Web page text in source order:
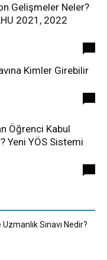
Gelişmeler Neler?
2021, 2022
Kimler Girebilir
Öğrenci Kabul
Yeni YÖS Sistemi
Sınavı Nedir?